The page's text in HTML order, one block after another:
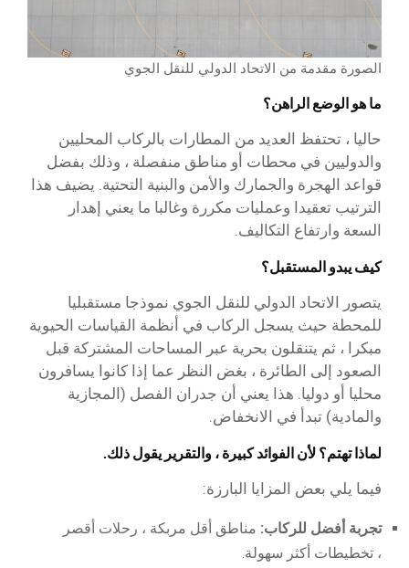
الصورة مقدمة من الاتحاد الدولي للنقل الجوي
ما هو الوضع الراهن؟
حاليا ، تحتفظ العديد من المطارات بالركاب المحليين
والدوليين في محطات أو مناطق منفصلة ، وذلك بفضل
قواعد الهجرة والجمارك والأمن والبنية التحتية. يضيف هذا
الترتيب تعقيدا وعمليات مكررة وغالبا ما يعني إهدار
السعة وارتفاع التكاليف.
كيف يبدو المستقبل؟
يتصور الاتحاد الدولي للنقل الجوي نموذجا مستقبليا
للمحطة حيث يسجل الركاب في أنظمة القياسات الحيوية
مبكرا ، ثم يتنقلون بحرية عبر المساحات المشتركة قبل
الصعود إلى الطائرة ، بغض النظر عما إذا كانوا يسافرون
محليا أو دوليا. هذا يعني أن جدران الفصل (المجازية
والمادية) تبدأ في الانخفاض.
لماذا تهتم؟ لأن الفوائد كبيرة ، والتقرير يقول ذلك.
فيما يلي بعض المزايا البارزة:
تجربة أفضل للركاب: مناطق أقل مربكة ، رحلات أقصر
، تخطيطات أكثر سهولة.